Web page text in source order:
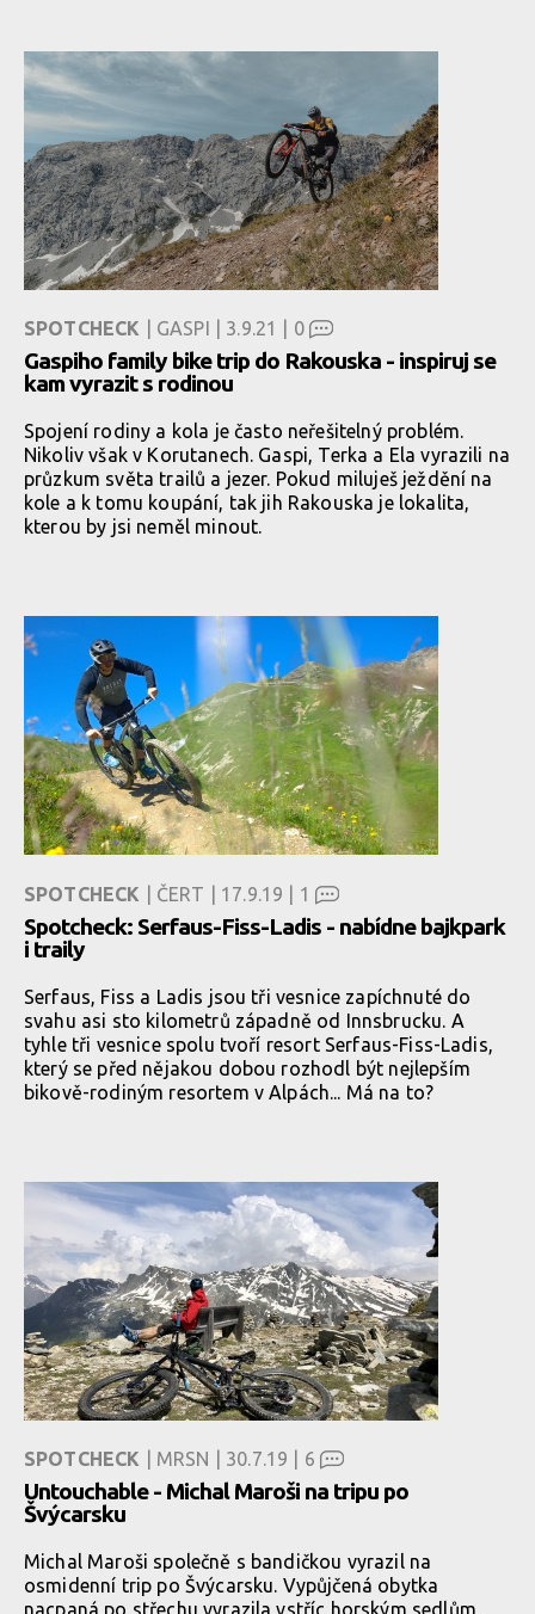
SPOTCHECK | GASPI | 3.9.21 | 0
Gaspiho family bike trip do Rakouska - inspiruj se
kam vyrazit s rodinou
Spojení rodiny a kola je často neřešitelný problém.
Nikoliv však v Korutanech. Gaspi, Terka a Ela vyrazili na
průzkum světa trailů a jezer. Pokud miluješ ježdění na
kole a k tomu koupání, tak jih Rakouska je lokalita,
kterou by jsi neměl minout.
SPOTCHECK | ČERT | 17.9.19 | 1
Spotcheck: Serfaus-Fiss-Ladis - nabídne bajkpark
i traily
Serfaus, Fiss a Ladis jsou tři vesnice zapíchnuté do
svahu asi sto kilometrů západně od Innsbrucku. A
tyhle tři vesnice spolu tvoří resort Serfaus-Fiss-Ladis,
který se před nějakou dobou rozhodl být nejlepším
bikově-rodiným resortem v Alpách... Má na to?
SPOTCHECK | MRSN | 30.7.19 | 6
Untouchable - Michal Maroši na tripu po
Švýcarsku
Michal Maroši společně s bandičkou vyrazil na
osmidenní trip po Švýcarsku. Vypůjčená obytka
nacpaná po střechu vyrazila vstříc horským sedlům,